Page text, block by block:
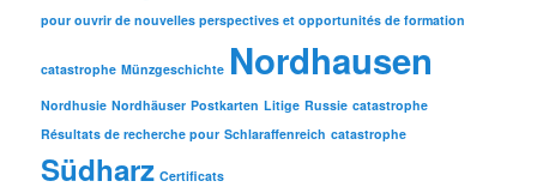
pour ouvrir de nouvelles perspectives et opportunités de formation
catastrophe Münzgeschichte Nordhausen
Nordhusie Nordhäuser Postkarten Litige Russie catastrophe
Résultats de recherche pour Schlaraffenreich catastrophe
Südharz Certificats